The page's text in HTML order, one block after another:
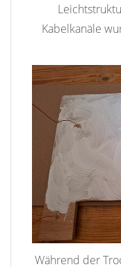
Kabelkanäle
Während der